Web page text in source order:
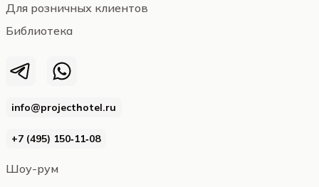
info@projecthotel.ru
+7 (495) 150‑11‑08
Шоу-рум
Для розничных клиентов
Библиотека